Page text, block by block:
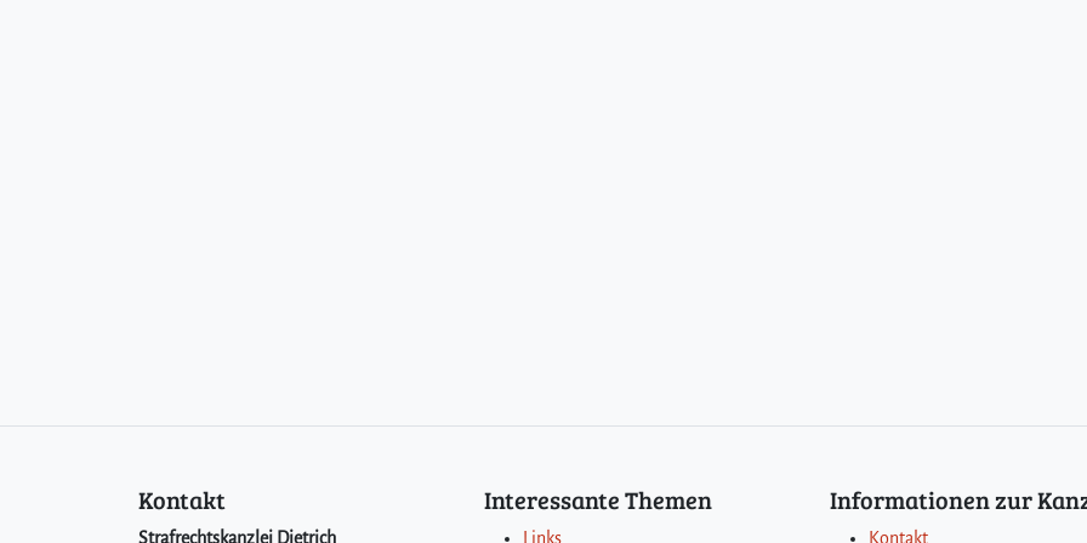
Kontakt
Strafrechtskanzlei Dietrich
Interessante Themen
Links
Informationen zur
Kontakt